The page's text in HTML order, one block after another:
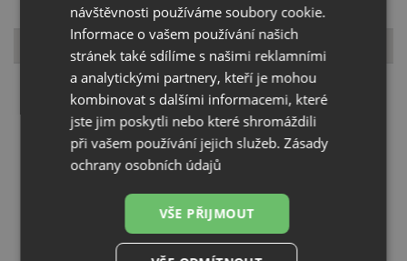
Dostupné varianty
KOUPIT
návštěvnosti používáme soubory cookie.
Informace o vašem používání našich
stránek také sdílíme s našimi reklamními
a analytickými partnery, kteří je mohou
kombinovat s dalšími informacemi, které
jste jim poskytli nebo které shromáždili
při vašem používání jejich služeb.Zásady
ochrany osobních údajů
VŠE PŘIJMOUT